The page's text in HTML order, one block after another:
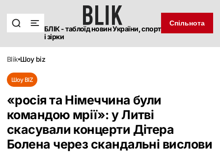
БЛІК - таблоїд новин України, спорт
і зірки
Спільнота
blik шоу biz
Шоу BIZ
«росія та Німеччина були
командою мрії»: у Литві
скасували концерти Дітера
Болена через скандальні вислови